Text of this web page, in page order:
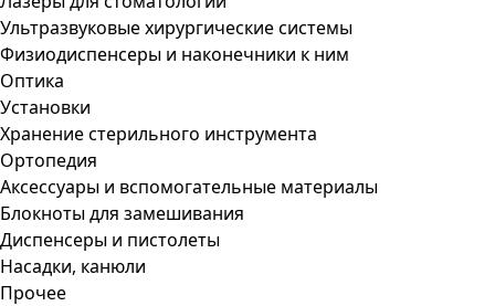
Ультразвуковые хирургические системы
Физиодиспенсеры и наконечники к ним
Оптика
Установки
Хранение стерильного инструмента
Ортопедия
Аксессуары и вспомогательные материалы
Блокноты для замешивания
Диспенсеры и пистолеты
Насадки, канюли
Прочее